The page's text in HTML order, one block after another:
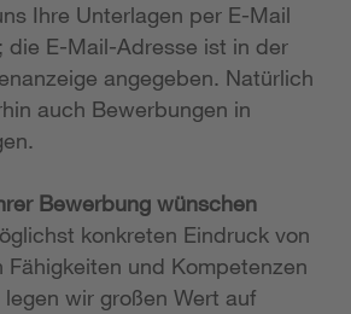
Ihre Unterlagen per E-Mail
die E-Mail-Adresse ist in der
angegeben. Natürlich
auch Bewerbungen in
Bewerbung wünschen
konkreten Eindruck von
Fähigkeiten und Kompetenzen
wir großen Wert auf